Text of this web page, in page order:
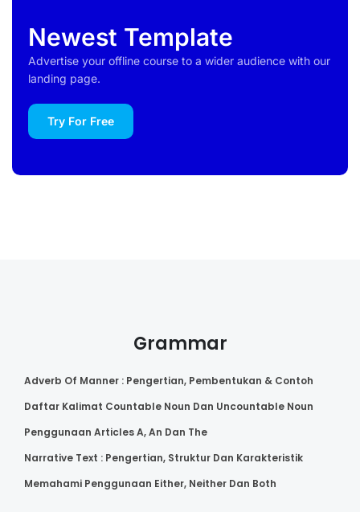
Newest Template
Advertise your offline course to a wider audience with our
landing page.
Try For Free
Grammar
Adverb Of Manner : Pengertian, Pembentukan & Contoh
Daftar Kalimat Countable Noun Dan Uncountable Noun
Penggunaan Articles A, An Dan The
Narrative Text : Pengertian, Struktur Dan Karakteristik
Memahami Penggunaan Either, Neither Dan Both